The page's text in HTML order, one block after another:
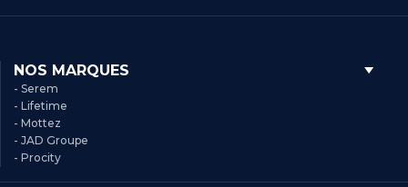
NOS MARQUES
- Serem
- Lifetime
- Mottez
- JAD Groupe
- Procity